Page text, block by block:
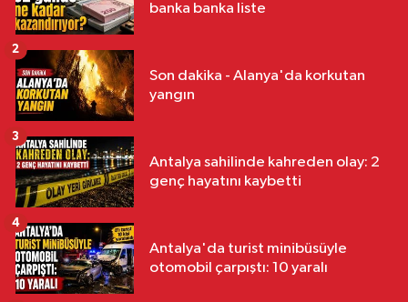
banka banka liste
Son dakika - Alanya'da korkutan
yangın
2
Antalya sahilinde kahreden olay: 2
genç hayatını kaybetti
3
Antalya'da turist minibüsüyle
otomobil çarpıştı: 10 yaralı
4